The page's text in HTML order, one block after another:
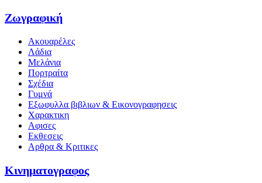
Ζωγραφική
Ακουαρέλες
Λάδια
Μελάνια
Πορτραίτα
Σχέδια
Γυμνά
Εξωφυλλα βιβλιων & Εικονογραφησεις
Χαρακτικη
Αφισες
Εκθεσεις
Αρθρα & Κριτικες
Κινηματογραφος